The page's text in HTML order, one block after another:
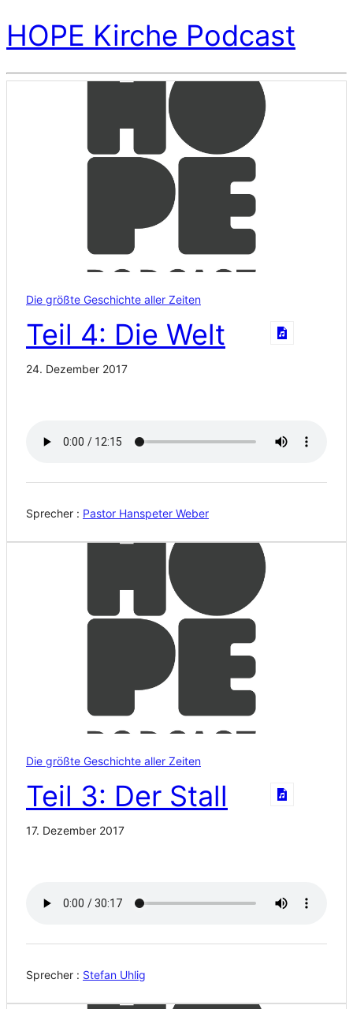
HOPE Kirche Podcast
Die größte Geschichte aller Zeiten
Teil 4: Die Welt
24. Dezember 2017
Sprecher : Pastor Hanspeter Weber
Die größte Geschichte aller Zeiten
Teil 3: Der Stall
17. Dezember 2017
Sprecher : Stefan Uhlig